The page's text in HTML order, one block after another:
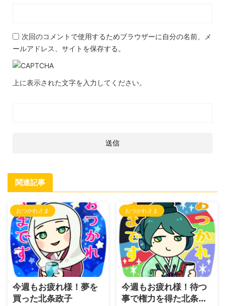
次回のコメントで使用するためブラウザーに自分の名前、メ
ールアドレス、サイトを保存する。
上に表示された文字を入力してください。
関連記事
おつかれさま
今週もお疲れ様！夢を
買った北条政子
おつかれさま
今週もお疲れ様！待つ
事で権力を得た北条義